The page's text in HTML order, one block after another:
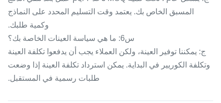
المسبق الخاص بك. يعتمد وقت التسليم المحدد على النماذج
وكمية طلبك.
س6: ما هي سياسة العينات الخاصة بك؟
ج: يمكننا توفير العينة، ولكن العملاء يجب أن يدفعوا تكلفة العينة
وتكلفة الكوريير في البداية. يمكن استرداد تكلفة العينة إذا وضعت
طلبات رسمية في المستقبل.